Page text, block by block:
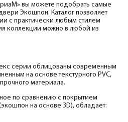
вы можете подобрать самые
Экошпон. Каталог позволяет
с практически любым стилем
коллекции можно в любой из
серии облицованы современным
на основе текстурного PVC,
материала.
по сравнению с покрытием
на основе 3D), обладает: